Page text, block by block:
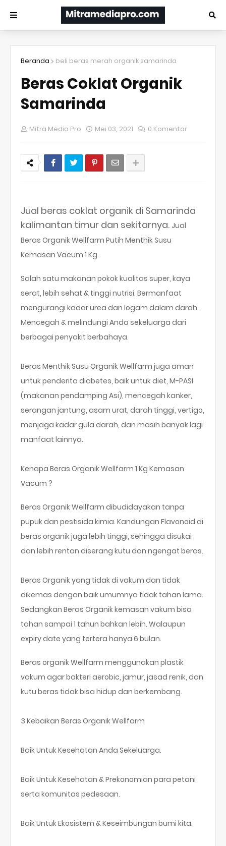
Beranda beli beras merah organik samarinda
Beras Coklat Organik
Samarinda
Mitra Media Pro Mei 03, 2021 0 Komentar
Jual beras coklat organik di Samarinda
kalimantan timur dan sekitarnya. Jual
Beras Organik Wellfarm Putih Menthik Susu
Kemasan Vacum 1 Kg.
Salah satu makanan pokok kualitas super, kaya
serat, lebih sehat & tinggi nutrisi. Bermanfaat
mengurangi kadar urea dan logam dalam darah.
Mencegah & melindungi Anda sekeluarga dari
berbagai penyakit berbahaya.
Beras Menthik Susu Organik Wellfarm juga aman
untuk penderita diabetes, baik untuk diet, M-PASI
(makanan pendamping Asi), mencegah kanker,
serangan jantung, asam urat, darah tinggi, vertigo,
menjaga kadar gula darah, dan masih banyak lagi
manfaat lainnya.
Kenapa Beras Organik Wellfarm 1 Kg Kemasan
Beras Organik Wellfarm dibudidayakan tanpa
pupuk dan pestisida kimia. Kandungan Flavonoid di
beras organik juga lebih tinggi, sehingga disukai
dan lebih rentan diserang kutu dan ngengat beras.
Beras Organik yang tidak di vakum dan tidak
dikemas dengan baik umumnya tidak tahan lama.
Sedangkan Beras Organik kemasan vakum bisa
tahan sampai 1 tahun bahkan lebih. Walaupun
expiry date yang tertera hanya 6 bulan.
Beras organik Wellfarm menggunakan plastik
vakum agar bakteri aerobic, jamur, jasad renik, dan
kutu beras tidak bisa hidup dan berkembang.
3 Kebaikan Beras Organik Wellfarm
Baik Untuk Kesehatan Anda Sekeluarga.
Baik Untuk Kesehatan & Prekonomian para petani
serta komunitas pedesaan.
Baik Untuk Ekosistem & Keseimbungan bumi kita.